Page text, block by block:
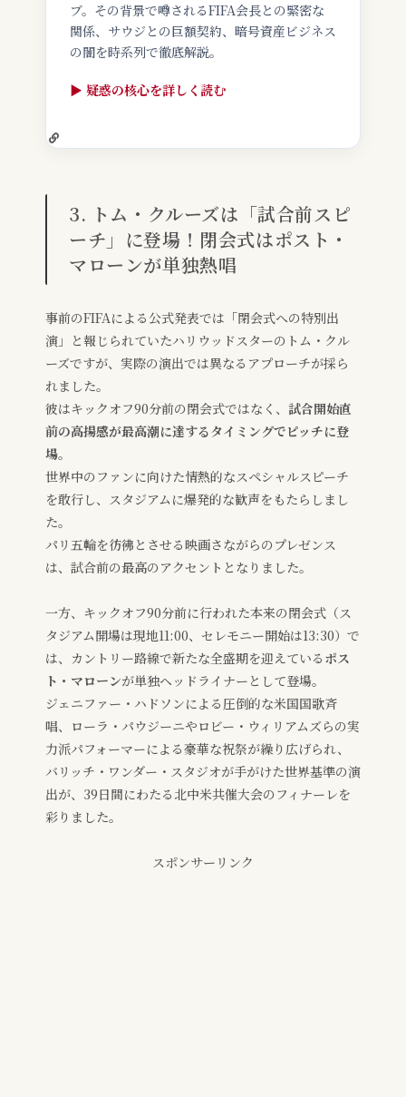
ブ。その背景で噂されるFIFA会長との緊密な
関係、サウジとの巨額契約、暗号資産ビジネス
の闇を時系列で徹底解説。
▶ 疑惑の核心を詳しく読む
3. トム・クルーズは「試合前スピ
ーチ」に登場！閉会式はポスト・
マローンが単独熱唱
事前のFIFAによる公式発表では「閉会式への特別出
演」と報じられていたハリウッドスターのトム・クル
ーズですが、実際の演出では異なるアプローチが採ら
れました。
彼はキックオフ90分前の閉会式ではなく、 試合開始直
前の高揚感が最高潮に達するタイミングでピッチに登
場。
世界中のファンに向けた情熱的なスペシャルスピーチ
を敢行し、スタジアムに爆発的な歓声をもたらしまし
た。
パリ五輪を彷彿とさせる映画さながらのプレゼンス
は、試合前の最高のアクセントとなりました。
一方、キックオフ90分前に行われた本来の閉会式（ス
タジアム開場は現地11:00、セレモニー開始は13:30）で
は、カントリー路線で新たな全盛期を迎えている ポス
ト・マローンが単独ヘッドライナーとして登場。
ジェニファー・ハドソンによる圧倒的な米国国歌斉
唱、ローラ・パウジーニやロビー・ウィリアムズらの実
力派パフォーマーによる豪華な祝祭が繰り広げられ、
バリッチ・ワンダー・スタジオが手がけた世界基準の演
出が、39日間にわたる北中米共催大会のフィナーレを
彩りました。
スポンサーリンク